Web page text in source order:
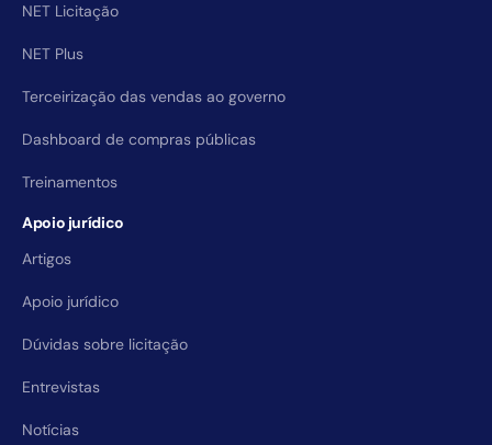
NET Licitação
NET Plus
Terceirização das vendas ao governo
Dashboard de compras públicas
Treinamentos
Apoio jurídico
Artigos
Apoio jurídico
Dúvidas sobre licitação
Entrevistas
Notícias